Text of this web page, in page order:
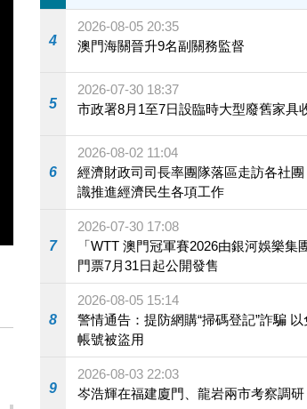
4
2026-08-05 20:35
澳門海關晉升9名副關務監督
5
2026-07-30 18:37
市政署8月1至7日設臨時大型廢舊家具
6
2026-08-02 11:04
經濟財政司司長率團隊落區走訪各社
識推進經濟民生各項工作
7
2026-07-30 17:08
「WTT 澳門冠軍賽2026由銀河娛樂集
門票7月31日起公開發售
8
2026-08-05 15:14
警情通告：提防網購“掃碼登記”詐騙
帳號被盜用
9
2026-08-03 22:03
岑浩輝在福建廈門、龍岩兩市考察調研